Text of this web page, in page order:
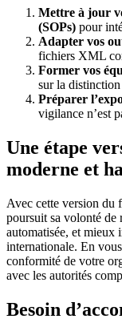
Mettre à jour
(SOPs) pour
Adapter vos
fichiers XML
Former vos
sur la
Préparer
vigilance n’est
Une étape
moderne et
Avec cette version du
poursuit sa volonté de
automatisée, et mieux
internationale. En
conformité de votre
avec les autorités
Besoin